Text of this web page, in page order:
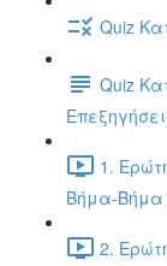
Quiz
Quiz
1.
Βήμα-Βήμα
2.